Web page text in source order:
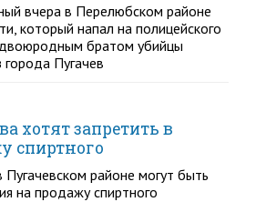
вчера в Перелюбском районе
который напал на полицейского
двоюродным братом убийцы
Пугачев
хотят запретить в
спиртного
районе могут быть
на продажу спиртного